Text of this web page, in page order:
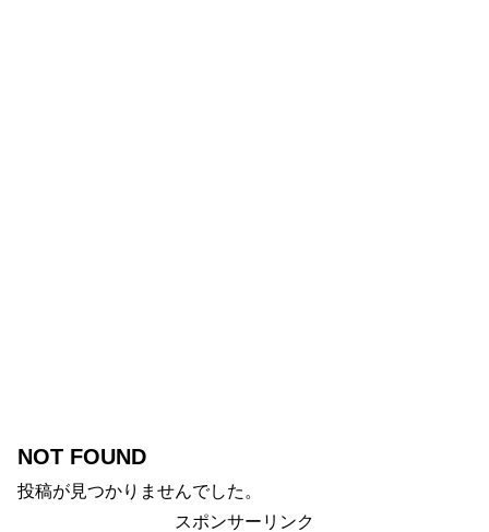
NOT FOUND
投稿が見つかりませんでした。
スポンサーリンク